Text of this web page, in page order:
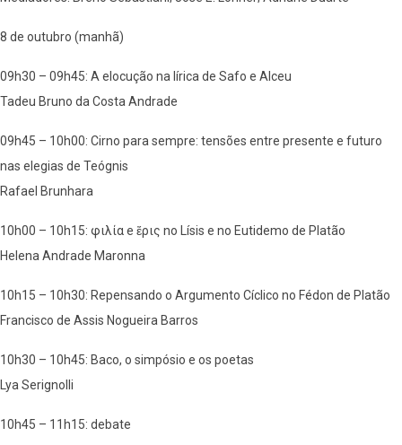
8 de outubro (manhã)
09h30 – 09h45: A elocução na lírica de Safo e Alceu
Tadeu Bruno da Costa Andrade
09h45 – 10h00: Cirno para sempre: tensões entre presente e futuro
nas elegias de Teógnis
Rafael Brunhara
10h00 – 10h15: φιλία e ἔρις no Lísis e no Eutidemo de Platão
Helena Andrade Maronna
10h15 – 10h30: Repensando o Argumento Cíclico no Fédon de Platão
Francisco de Assis Nogueira Barros
10h30 – 10h45: Baco, o simpósio e os poetas
Lya Serignolli
10h45 – 11h15: debate